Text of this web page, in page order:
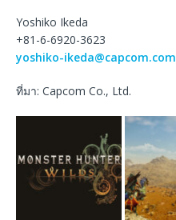
Yoshiko Ikeda
+81-6-6920-3623
yoshiko-ikeda@capcom.com
ที่มา: Capcom Co., Ltd.